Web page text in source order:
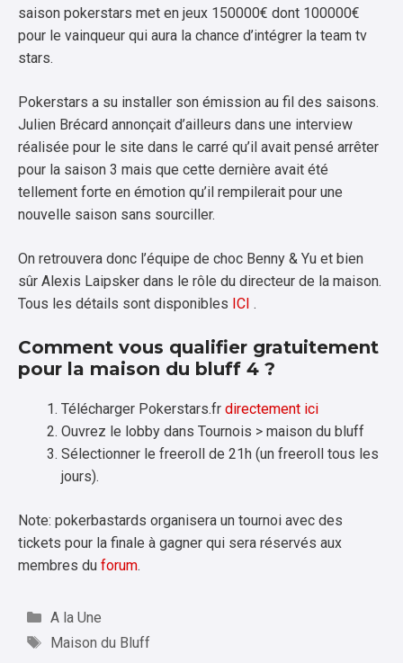
saison pokerstars met en jeux 150000€ dont 100000€
pour le vainqueur qui aura la chance d’intégrer la team tv
stars.
Pokerstars a su installer son émission au fil des saisons.
Julien Brécard annonçait d’ailleurs dans une interview
réalisée pour le site dans le carré qu’il avait pensé arrêter
pour la saison 3 mais que cette dernière avait été
tellement forte en émotion qu’il rempilerait pour une
nouvelle saison sans sourciller.
On retrouvera donc l’équipe de choc Benny & Yu et bien
sûr Alexis Laipsker dans le rôle du directeur de la maison.
Tous les détails sont disponibles ICI .
Comment vous qualifier gratuitement
pour la maison du bluff 4 ?
Télécharger Pokerstars.fr directement ici
Ouvrez le lobby dans Tournois > maison du bluff
Sélectionner le freeroll de 21h (un freeroll tous les
jours).
Note: pokerbastards organisera un tournoi avec des
tickets pour la finale à gagner qui sera réservés aux
membres du forum.
Catégories
A la Une
Étiquettes
Maison du Bluff